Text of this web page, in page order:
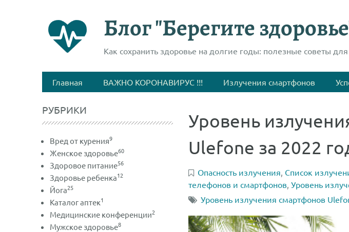
Блог "Берегите
Как сохранить здоровье на долгие годы: полезные советы
Главная ВАЖНО КОРОНАВИРУС !!! Излучения смартфонов
РУБРИКИ
Вред от курения9
Женское здоровье60
Здоровое питание56
Здоровье ребенка12
Йога25
Каталог аптек1
Медицинские конференции2
Мужское здоровье8
Уровень
Ulefone за 2022
Опасность излучения, Список
телефонов и смартфонов, Уровень
Уровень излучения смартфонов